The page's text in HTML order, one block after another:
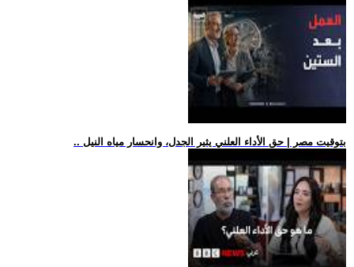
.. بتوقيت مصر | حق الأداء العلني يثير الجدل، وانحسار مياه النيل